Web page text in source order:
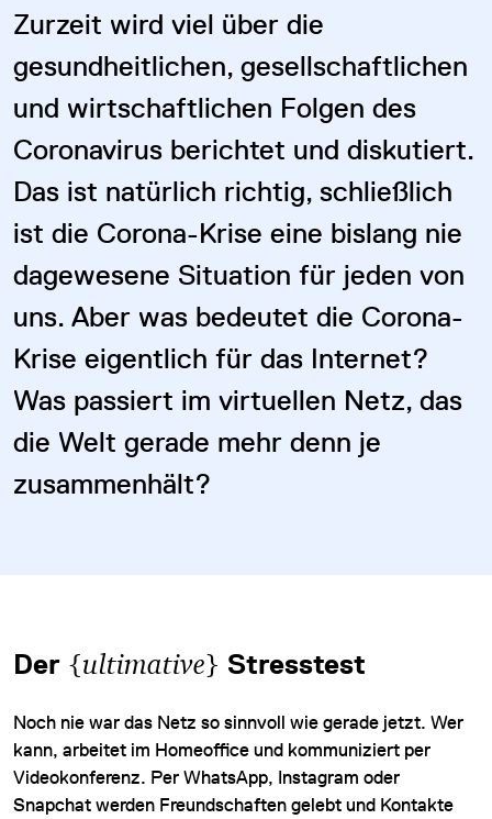
Zurzeit wird viel über die
gesundheitlichen, gesellschaftlichen
und wirtschaftlichen Folgen des
Coronavirus berichtet und diskutiert.
Das ist natürlich richtig, schließlich
ist die Corona-Krise eine bislang nie
dagewesene Situation für jeden von
uns. Aber was bedeutet die Corona-
Krise eigentlich für das Internet?
Was passiert im virtuellen Netz, das
die Welt gerade mehr denn je
zusammenhält?
Der {ultimative} Stresstest
Noch nie war das Netz so sinnvoll wie gerade jetzt. Wer
kann, arbeitet im Homeoffice und kommuniziert per
Videokonferenz. Per WhatsApp, Instagram oder
Snapchat werden Freundschaften gelebt und Kontakte